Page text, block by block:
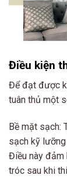
Điều kiện
Để đạt được
tuân thủ một
Bề mặt sạch:
sạch kỹ
Điều này đảm
tróc sau khi